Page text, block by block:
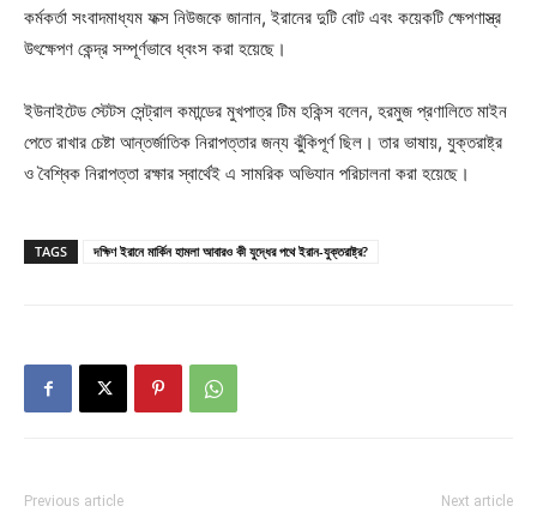
কর্মকর্তা সংবাদমাধ্যম ফক্স নিউজকে জানান, ইরানের দুটি বোট এবং কয়েকটি ক্ষেপণাস্ত্র
উৎক্ষেপণ কেন্দ্র সম্পূর্ণভাবে ধ্বংস করা হয়েছে।
ইউনাইটেড স্টেটস সেন্ট্রাল কমান্ডের মুখপাত্র টিম হকিন্স বলেন, হরমুজ প্রণালিতে মাইন
পেতে রাখার চেষ্টা আন্তর্জাতিক নিরাপত্তার জন্য ঝুঁকিপূর্ণ ছিল। তার ভাষায়, যুক্তরাষ্ট্র
ও বৈশ্বিক নিরাপত্তা রক্ষার স্বার্থেই এ সামরিক অভিযান পরিচালনা করা হয়েছে।
TAGS দক্ষিণ ইরানে মার্কিন হামলা আবারও কী যুদ্ধের পথে ইরান-যুক্তরাষ্ট্র?
Previous article Next article